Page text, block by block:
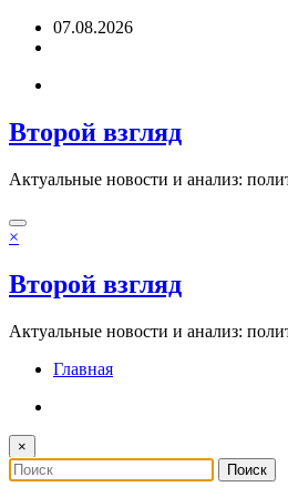
Перейти07.08.2026
Второй взгляд
Актуальные новости и анализ:
×
Второй взгляд
Актуальные новости и анализ:
Главная
×